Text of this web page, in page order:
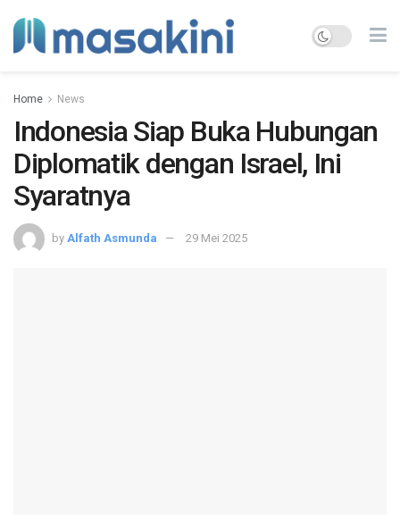
Home News
Indonesia Siap Buka Hubungan
Diplomatik dengan Israel, Ini
Syaratnya
by Alfath Asmunda 29 Mei 2025